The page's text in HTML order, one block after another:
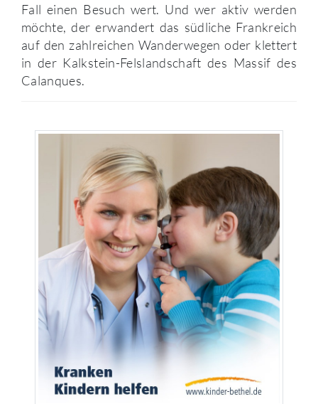
Fall einen Besuch wert. Und wer aktiv werden
möchte, der erwandert das südliche Frankreich
auf den zahlreichen Wanderwegen oder klettert
in der Kalkstein-Felslandschaft des Massif des
Calanques.